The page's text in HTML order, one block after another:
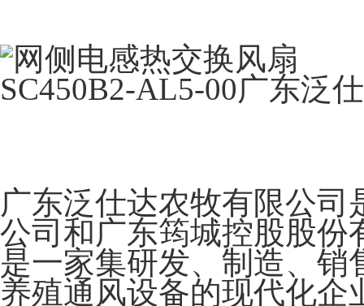
广东泛仕达农牧有限公
公司和广东筠城控股股份
是一家集研发、制造、
养殖通风设备的现代化